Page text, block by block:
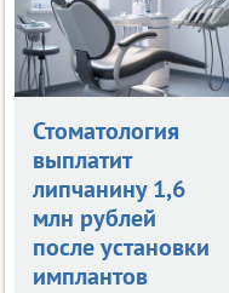
Стоматология
выплатит
липчанину 1,6
млн рублей
после установки
имплантов